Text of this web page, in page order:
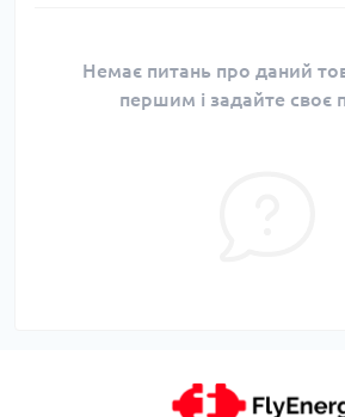
Немає питань про даний
першим і задайте своє